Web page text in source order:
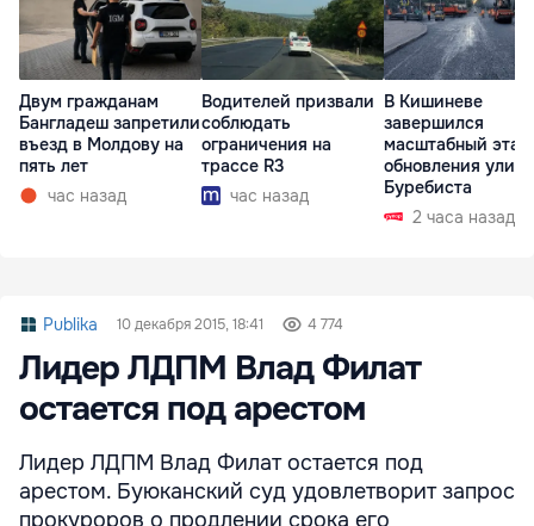
Двум гражданам
Бангладеш запретили
въезд в Молдову на
пять лет
час назад
Водителей призвали
соблюдать
ограничения на
трассе R3
час назад
В Кишиневе
завершился
масштабный этап
обновления
Буребиста
2 часа назад
Publika 10 декабря 2015, 18:41 4 774
Лидер ЛДПМ Влад Филат
остается под арестом
Лидер ЛДПМ Влад Филат остается под
арестом. Буюканский суд удовлетворит запрос
прокуроров о продлении срока его